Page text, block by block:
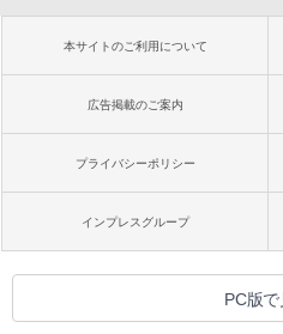
本サイトのご利用について
広告掲載のご案内
プライバシーポリシー
インプレスグループ
PC版で